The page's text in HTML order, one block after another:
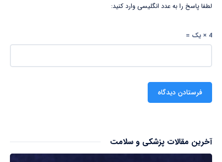
لطفا پاسخ را به عدد انگلیسی وارد کنید:
4 × یک =
آخرین مقالات پزشکی و سلامت